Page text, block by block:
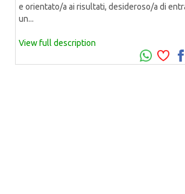
e orientato/a ai risultati, desideroso/a di
un...
View full description